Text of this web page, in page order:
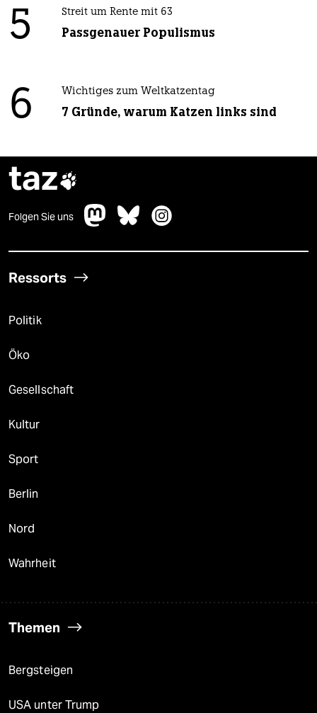
5 Streit um Rente mit 63
Passgenauer Populismus
6 Wichtiges zum Weltkatzentag
7 Gründe, warum Katzen links sind
taz
Folgen Sie uns
Ressorts
Politik
Öko
Gesellschaft
Kultur
Sport
Berlin
Nord
Wahrheit
Themen
Bergsteigen
USA unter Trump